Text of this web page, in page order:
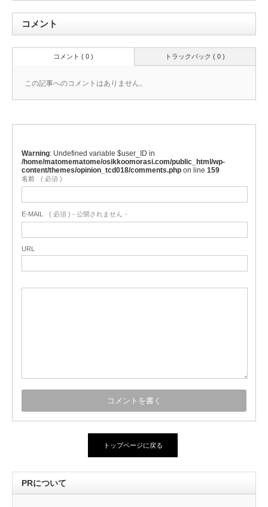
コメント
トラックバック ( 0 )
コメント ( 0 )
この記事へのコメントはありません。
Warning : Undefined variable $user_ID in
/home/matomematome/osikkoomorasi.com/public_html/wp-
content/themes/opinion_tcd018/comments.php on line 159
名前 ( 必須 )
E-MAIL ( 必須 ) - 公開されません -
URL
トップページに戻る
PRについて